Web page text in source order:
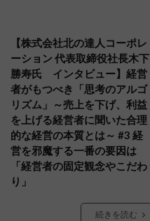
【株式会社北の達人コーポレ
ーション 代表取締役社長木下
勝寿氏 インタビュー】経営
者がもつべき「思考のアルゴ
リズム」～売上を下げ、利益
を上げる経営者に聞いた合理
的な経営の本質とは～ #3 経
営を邪魔する一番の要因は
「経営者の固定観念やこだわ
り」
続きを読む